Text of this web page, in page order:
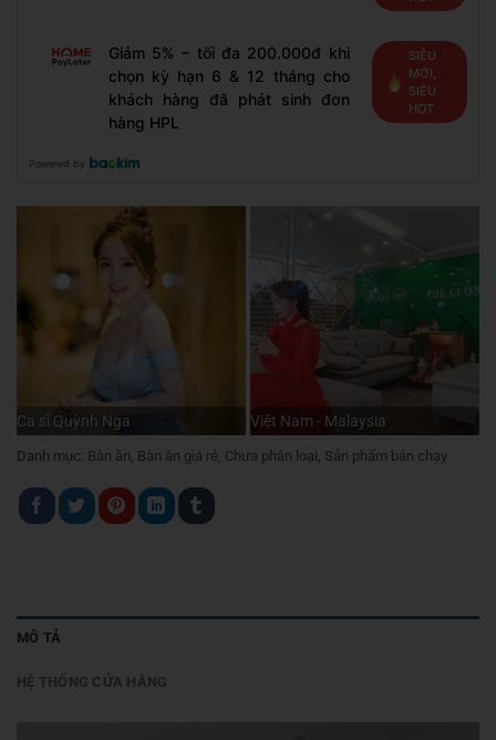
Giảm 5% – tối đa 200.000đ khi
chọn kỳ hạn 6 & 12 tháng cho
khách hàng đã phát sinh đơn
hàng HPL
SIÊU
MỚI,
SIÊU
HOT
Powered by
Ca sĩ Quỳnh Nga Việt Nam - Malaysia
Danh mục: Bàn ăn, Bàn ăn giá rẻ, Chưa phân loại, Sản phẩm bán chạy
MÔ TẢ
HỆ THỐNG CỬA HÀNG